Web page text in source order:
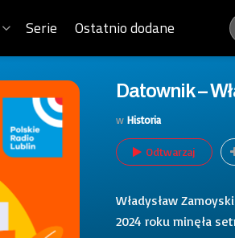
Serie Ostatnio dodane
Datownik –
w Historia
Odtwarzaj
Władysław
2024 roku minęła